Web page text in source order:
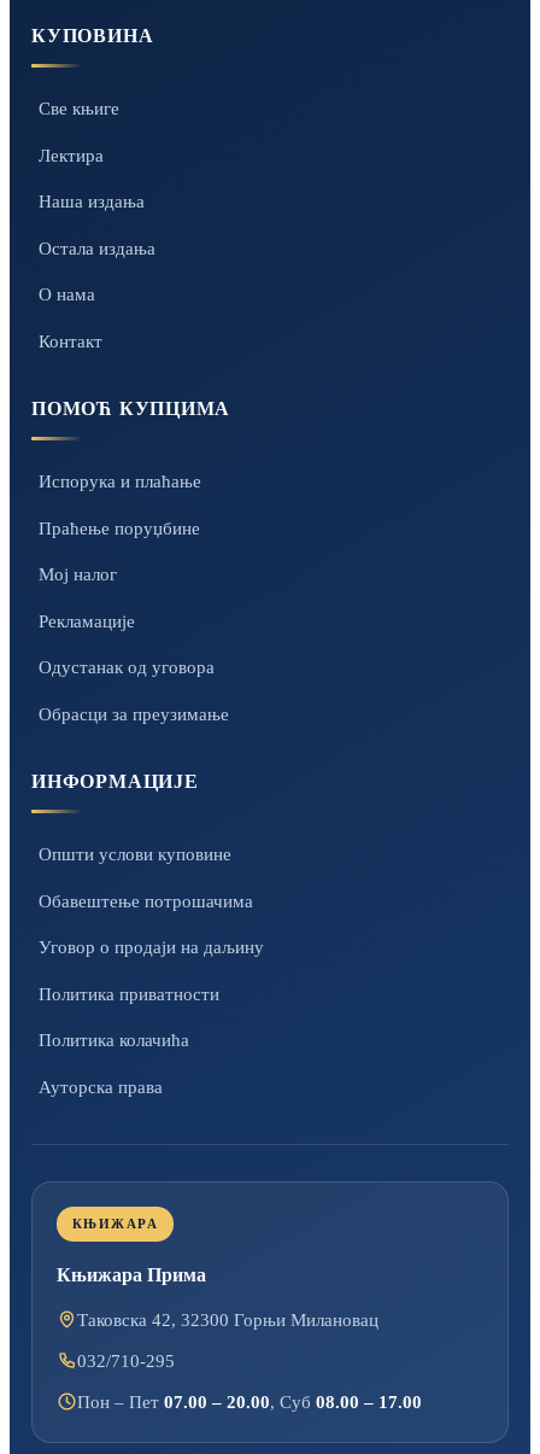
КУПОВИНА
Све књиге
Лектира
Наша издања
Остала издања
О нама
Контакт
ПОМОЋ КУПЦИМА
Испорука и плаћање
Праћење поруџбине
Мој налог
Рекламације
Одустанак од уговора
Обрасци за преузимање
ИНФОРМАЦИЈЕ
Општи услови куповине
Обавештење потрошачима
Уговор о продаји на даљину
Политика приватности
Политика колачића
Ауторска права
КЊИЖАРА
Књижара Прима
Таковска 42, 32300 Горњи Милановац
032/710-295
Пон – Пет 07.00 – 20.00, Суб 08.00 – 17.00